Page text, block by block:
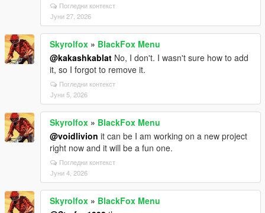
Погледни контекст
Јуни 27, 2026
Skyrolfox » BlackFox Menu
@kakashkablat No, I don't. I wasn't sure how to add
it, so I forgot to remove it.
Погледни контекст
Јуни 5, 2026
Skyrolfox » BlackFox Menu
@voidlivion it can be I am working on a new project
right now and it will be a fun one.
Погледни контекст
Јуни 4, 2026
Skyrolfox » BlackFox Menu